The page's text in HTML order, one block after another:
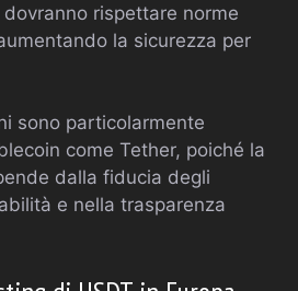
rispettare norme
la sicurezza per
sono particolarmente
come Tether, poiché la
dalla fiducia degli
e nella trasparenza